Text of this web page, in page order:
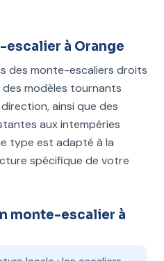
escalier à Orange
des monte-escaliers droits
des modèles tournants
ainsi que des
aux intempéries
type est adapté à la
spécifique de votre
monte-escalier à